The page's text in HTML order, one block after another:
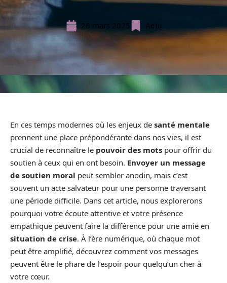
26 mars 2025 Actu
En ces temps modernes où les enjeux de santé mentale
prennent une place prépondérante dans nos vies, il est
crucial de reconnaître le pouvoir des mots pour offrir du
soutien à ceux qui en ont besoin. Envoyer un message
de soutien moral peut sembler anodin, mais c’est
souvent un acte salvateur pour une personne traversant
une période difficile. Dans cet article, nous explorerons
pourquoi votre écoute attentive et votre présence
empathique peuvent faire la différence pour une amie en
situation de crise. À l’ère numérique, où chaque mot
peut être amplifié, découvrez comment vos messages
peuvent être le phare de l’espoir pour quelqu’un cher à
votre cœur.